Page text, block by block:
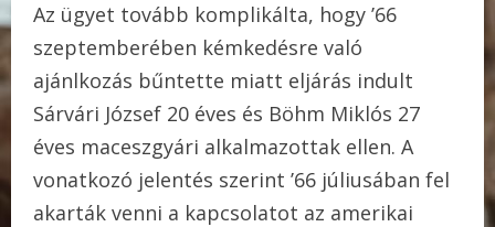
Az ügyet tovább komplikálta, hogy ’66
szeptemberében kémkedésre való
ajánlkozás bűntette miatt eljárás indult
Sárvári József 20 éves és Böhm Miklós 27
éves maceszgyári alkalmazottak ellen. A
vonatkozó jelentés szerint ’66 júliusában fel
akarták venni a kapcsolatot az amerikai